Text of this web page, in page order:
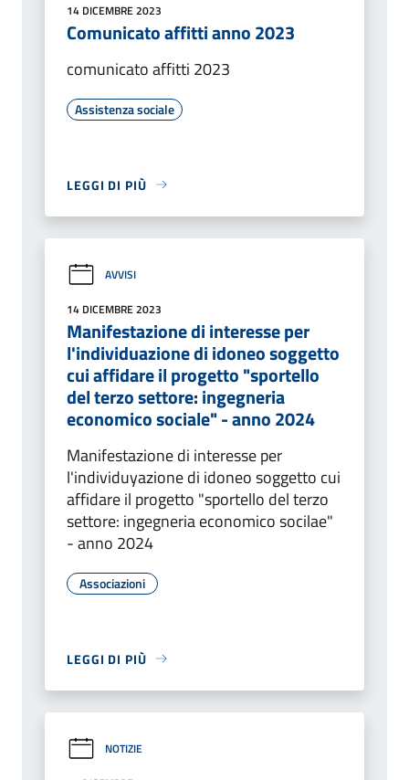
14 DICEMBRE 2023
Comunicato affitti anno 2023
comunicato affitti 2023
Assistenza sociale
LEGGI DI PIÙ
AVVISI
14 DICEMBRE 2023
Manifestazione di interesse per
l'individuazione di idoneo soggetto
cui affidare il progetto "sportello
del terzo settore: ingegneria
economico sociale" - anno 2024
Manifestazione di interesse per
l'individuyazione di idoneo soggetto cui
affidare il progetto "sportello del terzo
settore: ingegneria economico socilae"
- anno 2024
Associazioni
LEGGI DI PIÙ
NOTIZIE